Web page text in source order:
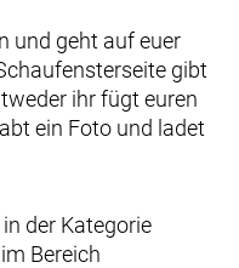
und geht auf euer
gibt
ihr fügt euren
ein Foto und ladet
der Kategorie
Bereich